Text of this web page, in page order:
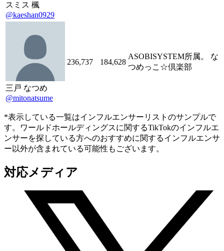
スミス 楓
@kaeshan0929
三戸 なつめ
@mitonatsume
236,737 184,628
ASOBISYSTEM所属。 な
つめっこ☆倶楽部
*表示している一覧はインフルエンサーリストのサンプルで
す。ワールドホールディングスに関するTikTokのインフルエ
ンサーを探している方へのおすすめに関するインフルエンサ
ー以外が含まれている可能性もございます。
対応メディア